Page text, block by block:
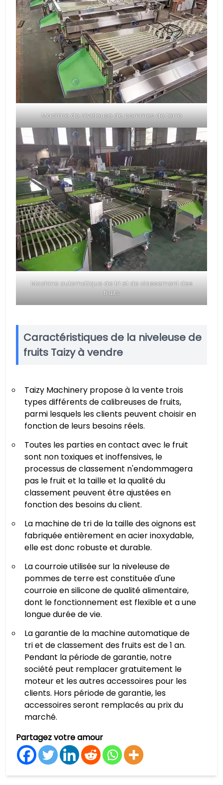
Machine de niveleuse de pommes de terre
Machine automatique de tri et de classement des
fruits
Caractéristiques de la niveleuse de
fruits Taizy à vendre
Taizy Machinery propose à la vente trois
types différents de calibreuses de fruits,
parmi lesquels les clients peuvent choisir en
fonction de leurs besoins réels.
Toutes les parties en contact avec le fruit
sont non toxiques et inoffensives, le
processus de classement n'endommagera
pas le fruit et la taille et la qualité du
classement peuvent être ajustées en
fonction des besoins du client.
La machine de tri de la taille des oignons est
fabriquée entièrement en acier inoxydable,
elle est donc robuste et durable.
La courroie utilisée sur la niveleuse de
pommes de terre est constituée d'une
courroie en silicone de qualité alimentaire,
dont le fonctionnement est flexible et a une
longue durée de vie.
La garantie de la machine automatique de
tri et de classement des fruits est de 1 an.
Pendant la période de garantie, notre
société peut remplacer gratuitement le
moteur et les autres accessoires pour les
clients. Hors période de garantie, les
accessoires seront remplacés au prix du
marché.
Partagez votre amour